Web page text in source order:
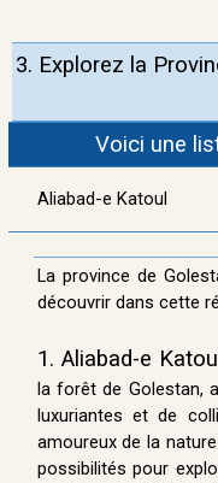
3. Explorez la
Voici une
Aliabad-e Katoul
La province de
découvrir dans cette
1. Aliabad-e
la forêt de Golestan,
luxuriantes et de
amoureux de la
possibilités pour